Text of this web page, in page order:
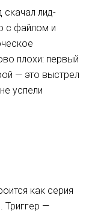
скачал лид-
с файлом и
плохи: первый
— это выстрел
успели
как серия
Триггер —